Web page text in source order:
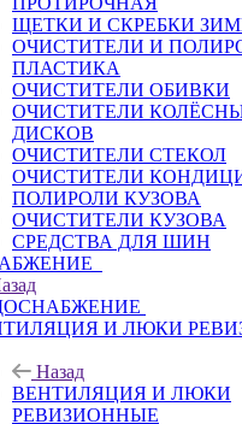
ЩЕТКИ И СКРЕБКИ
ОЧИСТИТЕЛИ И
ПЛАСТИКА
ОЧИСТИТЕЛИ ОБИВКИ
ОЧИСТИТЕЛИ
ДИСКОВ
ОЧИСТИТЕЛИ СТЕКОЛ
ОЧИСТИТЕЛИ
ПОЛИРОЛИ КУЗОВА
ОЧИСТИТЕЛИ КУЗОВА
СРЕДСТВА ДЛЯ ШИН
И ЛЮКИ
Назад
ВЕНТИЛЯЦИЯ И ЛЮКИ
РЕВИЗИОННЫЕ